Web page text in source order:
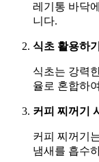
레기통 바닥
니다.
식초 활용하기
식초는 강력
율로 혼합하
커피 찌꺼기
커피 찌꺼기
냄새를 흡수